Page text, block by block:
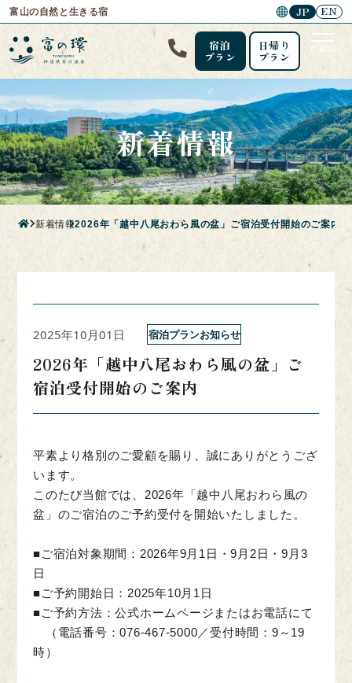
富山の自然と生きる宿 JP EN
宿泊
プラン
日帰り
プラン
新着情報
新着情報2026年「越中八尾おわら風の盆」ご宿泊受付開始のご案内
2025年10月01日 宿泊プランお知らせ
2026年「越中八尾おわら風の盆」ご
宿泊受付開始のご案内
平素より格別のご愛顧を賜り、誠にありがとうござ
います。
このたび当館では、2026年「越中八尾おわら風の
盆」のご宿泊のご予約受付を開始いたしました。
■ご宿泊対象期間：2026年9月1日・9月2日・9月3
日
■ご予約開始日：2025年10月1日
■ご予約方法：公式ホームページまたはお電話にて
（電話番号：076-467-5000／受付時間：9～19
時）
menu